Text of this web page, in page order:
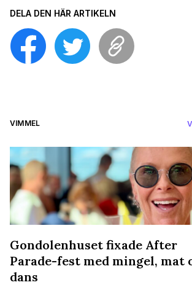
DELA DEN HÄR ARTIKELN
VIMMEL
Gondolenhuset fixade After
Parade-fest med mingel, mat
dans